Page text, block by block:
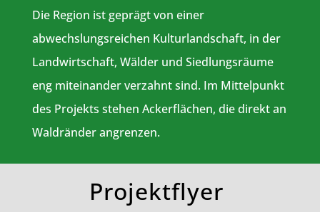
Die Region ist geprägt von einer
abwechslungsreichen Kulturlandschaft, in der
Landwirtschaft, Wälder und Siedlungsräume
eng miteinander verzahnt sind. Im Mittelpunkt
des Projekts stehen Ackerflächen, die direkt an
Waldränder angrenzen.
Projektflyer